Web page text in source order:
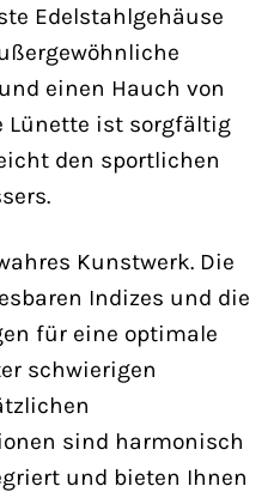
Edelstahlgehäuse
einen Hauch von
Lünette ist sorgfältig
den sportlichen
Kunstwerk. Die
Indizes und die
für eine optimale
schwierigen
sind harmonisch
und bieten Ihnen